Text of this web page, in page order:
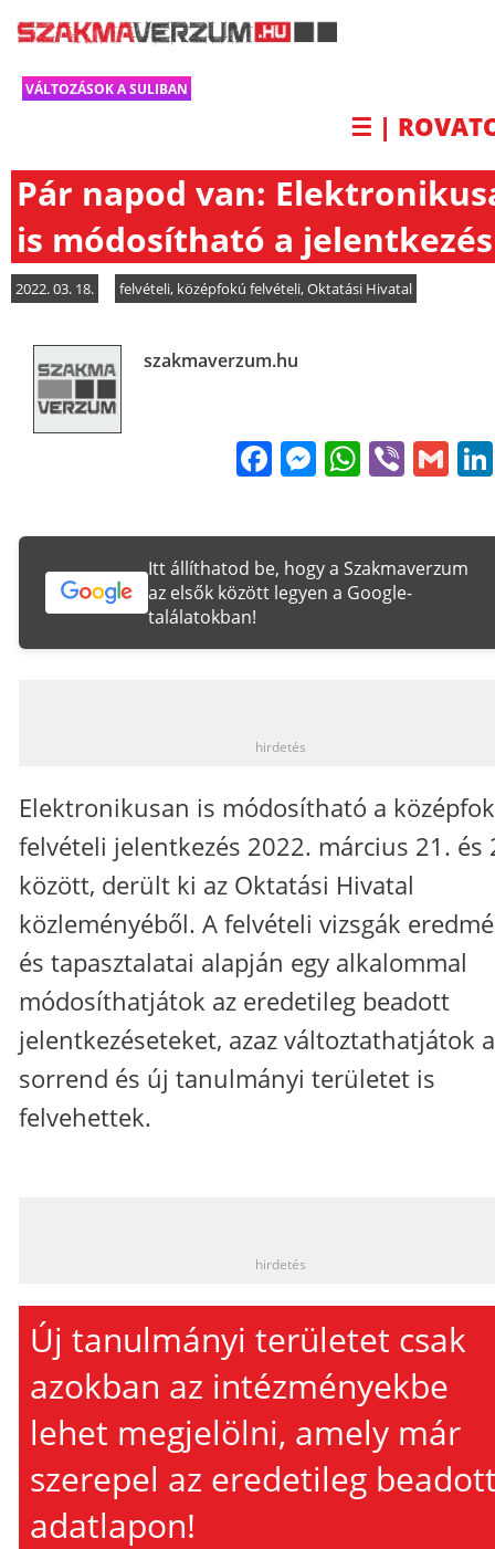
VÁLTOZÁSOK A SULIBAN
☰ |
Pár napod van:
is módosítható a jelentkezés
2022. 03. 18. felvételi, középfokú felvételi,Oktatási Hivatal
szakmaverzum.hu
FacebookViber
Itt állíthatod be, hogy a Szakmaverzum
az elsők között legyen a Google-
találatokban!
hirdetés
Elektronikusan is módosítható a
felvételi jelentkezés 2022. március 21. és
között, derült ki az Oktatási Hivatal
közleményéből. A felvételi vizsgák
és tapasztalatai alapján egy alkalommal
módosíthatjátok az eredetileg beadott
jelentkezéseteket, azaz változtathatjátok a
sorrend és új tanulmányi területet is
felvehettek.
hirdetés
Új tanulmányi területet csak
azokban az intézményekbe
lehet megjelölni, amely már
szerepel az eredetileg
adatlapon!